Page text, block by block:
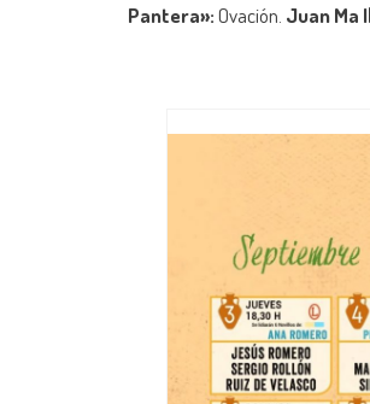
Pantera»:Ovación. Juan Ma